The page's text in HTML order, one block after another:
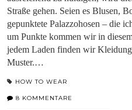
Straße gehen. Seien es Blusen,
gepunktete Palazzohosen – die
um Punkte kommen wir in
jedem Laden finden wir
Muster.…
HOW TO WEAR
8 KOMMENTARE